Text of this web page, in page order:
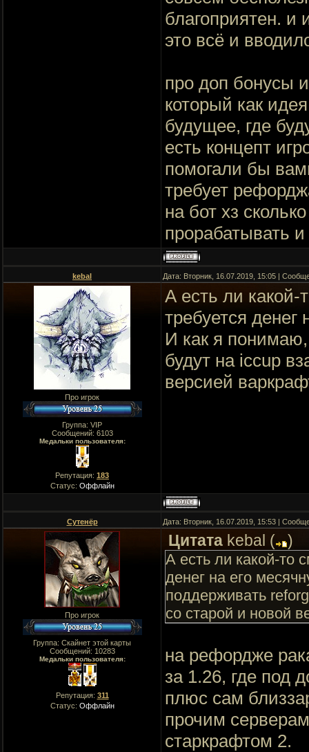
благоприятен. и
это всё и
про доп бонусы
который как
будущее, где
есть концепт
помогали бы
требует
на бот хз
прорабатывать
kebal Дата: Вторник, 16.07.2019, 15:05 |
Про игрок
Группа: VIP
Сообщений: 6103
Медальки пользователя:
Репутация: 183
Статус: Оффлайн
А есть ли какой-
требуется
И как я понимаю,
будут на iccup
версией
Сутенёр Дата: Вторник, 16.07.2019, 15:53 |
Про игрок
Группа: Скайнет этой карты
Сообщений: 10283
Медальки пользователя:
Репутация: 311
Статус: Оффлайн
Цитата kebal ( )
А есть ли какой-то
денег на его
поддерживать
со старой и новой
на рефордже
за 1.26, где под
плюс сам
прочим
старкрафтом 2.